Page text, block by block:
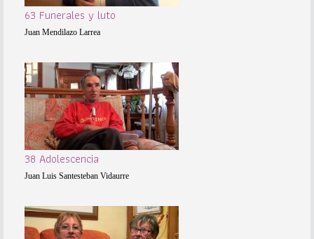
63 Funerales y luto
Juan Mendilazo Larrea
38 Adolescencia
Juan Luis Santesteban Vidaurre